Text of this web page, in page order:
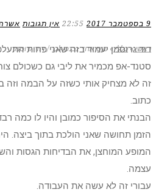
ראשי » כללי » סוס אחד נכנס לבר / דוד גרוסמן
9 בספטמבר 2017 22:55 אין תגובות
דוד גרוסמן יעמוד בזה שאני פחות
סטנד-אפ מכמיר את ליבי גם כשכולם
זה לא מצחיק אותי כשזה על הבמה וזה
כתוב.
הבנתי את הסיפור כמובן והיו לו כמה
הזמן תחושה שאני הולכת בתוך ביצה.
המופע המוחצן, את הבדיחות הגסות
עצמה.
עבורי זה לא עשה את העבודה.